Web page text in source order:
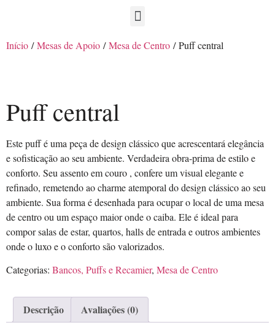
Início /Mesas de Apoio /Mesa de Centro / Puff central
Puff central
Este puff é uma peça de design clássico que acrescentará elegância
e sofisticação ao seu ambiente. Verdadeira obra-prima de estilo e
conforto. Seu assento em couro , confere um visual elegante e
refinado, remetendo ao charme atemporal do design clássico ao seu
ambiente. Sua forma é desenhada para ocupar o local de uma mesa
de centro ou um espaço maior onde o caiba. Ele é ideal para
compor salas de estar, quartos, halls de entrada e outros ambientes
onde o luxo e o conforto são valorizados.
Categorias: Bancos, Puffs e Recamier, Mesa de Centro
Descrição Avaliações (0)